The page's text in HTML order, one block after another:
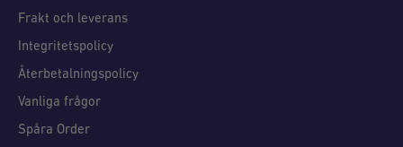
Frakt och leverans
Integritetspolicy
Återbetalningspolicy
Vanliga frågor
Spåra Order